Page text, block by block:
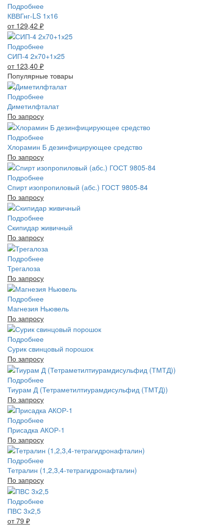
Подробнее
КВВГнг-LS 1х16
от 129,42 ₽
Подробнее
СИП-4 2х70+1х25
от 123,40 ₽
Популярные товары
Подробнее
Диметилфталат
По запросу
Подробнее
Хлорамин Б дезинфицирующее средство
По запросу
Подробнее
Спирт изопропиловый (абс.) ГОСТ 9805-84
По запросу
Подробнее
Скипидар живичный
По запросу
Подробнее
Трегалоза
По запросу
Подробнее
Магнезия Ньювель
По запросу
Подробнее
Сурик свинцовый порошок
По запросу
Подробнее
Тиурам Д (Тетраметилтиурамдисульфид (ТМТД))
По запросу
Подробнее
Присадка АКОР-1
По запросу
Подробнее
Тетралин (1,2,3,4-тетрагидронафталин)
По запросу
Подробнее
ПВС 3х2,5
от 79 ₽